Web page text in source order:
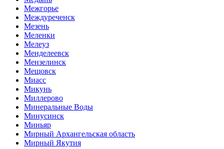
Межгорье
Междуреченск
Мезень
Меленки
Мелеуз
Менделеевск
Мензелинск
Мещовск
Миасс
Микунь
Миллерово
Минеральные Воды
Минусинск
Миньяр
Мирный Архангельская область
Мирный Якутия